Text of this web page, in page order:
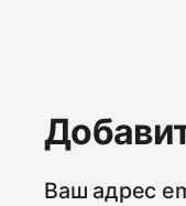
Ваш адрес